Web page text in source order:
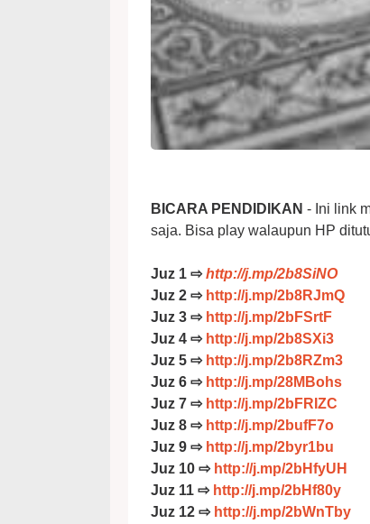
BICARA PENDIDIKAN - Ini link
saja. Bisa play walaupun HP
Juz 1 ⇨http://j.mp/2b8SiNO
Juz 2 ⇨ http://j.mp/2b8RJmQ
Juz 3 ⇨ http://j.mp/2bFSrtF
Juz 4 ⇨ http://j.mp/2b8SXi3
Juz 5 ⇨ http://j.mp/2b8RZm3
Juz 6 ⇨ http://j.mp/28MBohs
Juz 7 ⇨ http://j.mp/2bFRIZC
Juz 8 ⇨ http://j.mp/2bufF7o
Juz 9 ⇨ http://j.mp/2byr1bu
Juz 10 ⇨ http://j.mp/2bHfyUH
Juz 11 ⇨ http://j.mp/2bHf80y
Juz 12 ⇨ http://j.mp/2bWnTby